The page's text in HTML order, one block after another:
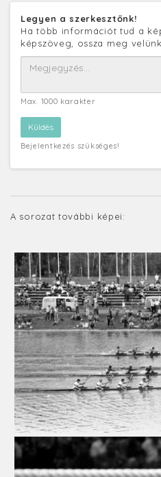
Legyen a szerkesztőnk!
Ha több információt tud a
képszöveg, ossza meg
Max. 1000 karakter
Bejelentkezés szükséges!
A sorozat további képei: